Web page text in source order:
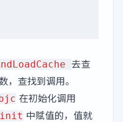
去查
，查找到调用。
在初始化调用
中赋值的，值就